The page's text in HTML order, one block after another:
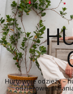
Hurtownie odzieży –
odzieżowe,